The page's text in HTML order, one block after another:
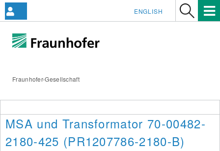
Fraunhofer-Gesellschaft
ENGLISH
MSA und Transformator 70-00482-
2180-425 (PR1207786-2180-B)